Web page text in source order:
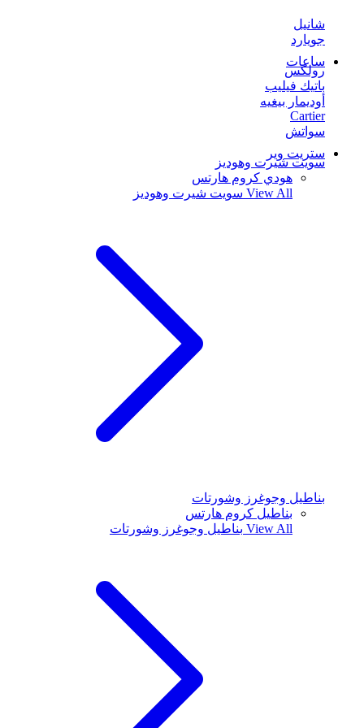
شانيل
جويارد
ساعات
رولكس
باتيك فيليب
أوديمار بيغيه
Cartier
سواتش
ستريت وير
سويت شيرت وهوديز
هودي كروم هارتس
View All سويت شيرت وهوديز
بناطيل وجوغرز وشورتات
بناطيل كروم هارتس
View All بناطيل وجوغرز وشورتات